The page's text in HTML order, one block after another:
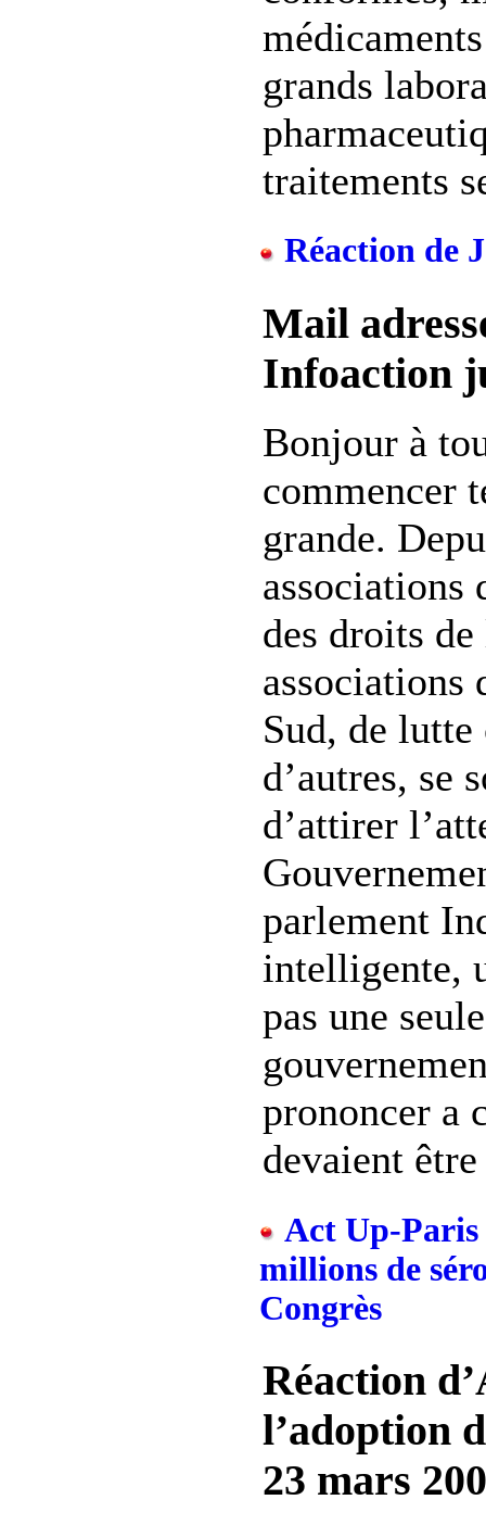
grands
traitements
Réaction de
Mail
Infoaction
Bonjour à
commencer
grande.
associations
des droits
associations
Sud, de
d’autres, se
d’attirer
parlement
intelligente,
pas une
prononcer a
devaient
Act Up-Paris
millions de
Congrès
Réaction
l’adoption
23 mars